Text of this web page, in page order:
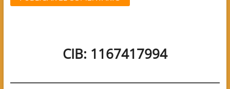
CIB: 1167417994